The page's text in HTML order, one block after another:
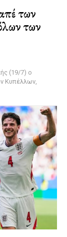
των
των
(19/7) ο
Κυπέλλων,